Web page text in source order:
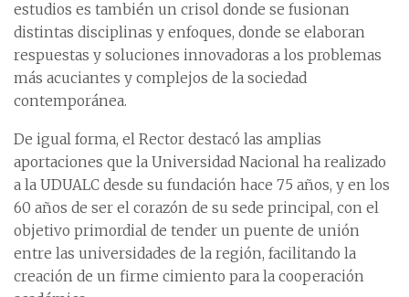
estudios es también un crisol donde se fusionan
distintas disciplinas y enfoques, donde se elaboran
respuestas y soluciones innovadoras a los problemas
más acuciantes y complejos de la sociedad
contemporánea.
De igual forma, el Rector destacó las amplias
aportaciones que la Universidad Nacional ha realizado
a la UDUALC desde su fundación hace 75 años, y en los
60 años de ser el corazón de su sede principal, con el
objetivo primordial de tender un puente de unión
entre las universidades de la región, facilitando la
creación de un firme cimiento para la cooperación